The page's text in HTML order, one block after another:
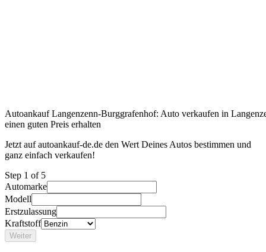
Autoankauf Langenzenn-Burggrafenhof: Auto verkaufen in
einen guten Preis erhalten
Jetzt auf autoankauf-de.de den Wert Deines Autos bestimmen und
ganz einfach verkaufen!
Step 1 of 5
Automarke
Modell
Erstzulassung
Kraftstoff
Weiter